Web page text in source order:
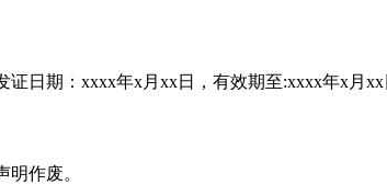
日期：xxxx年x月xx日，有效期至:xxxx年x月xx
作废。